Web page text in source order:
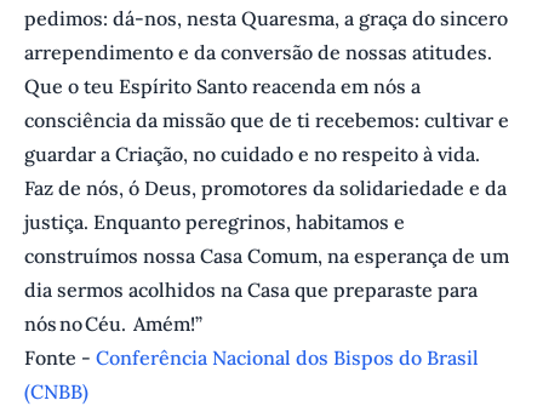
pedimos: dá-nos, nesta Quaresma, a graça do sincero
arrependimento e da conversão de nossas atitudes.
Que o teu Espírito Santo reacenda em nós a
consciência da missão que de ti recebemos: cultivar e
guardar a Criação, no cuidado e no respeito à vida.
Faz de nós, ó Deus, promotores da solidariedade e da
justiça. Enquanto peregrinos, habitamos e
construímos nossa Casa Comum, na esperança de um
dia sermos acolhidos na Casa que preparaste para
nós no Céu. Amém!”
Fonte - Conferência Nacional dos Bispos do Brasil
(CNBB)